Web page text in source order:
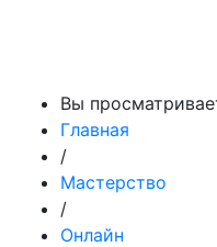
Вы
Главная
/
Мастерство
/
Онлайн